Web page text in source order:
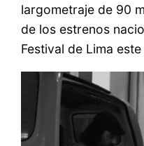
largometraje de 90
de los estrenos
Festival de Lima